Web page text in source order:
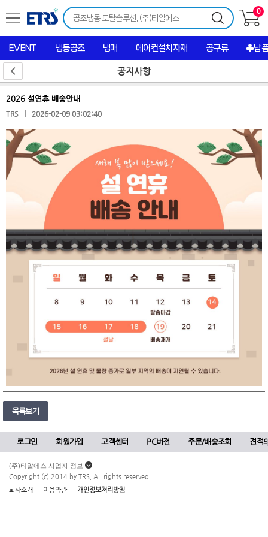
0
EVENT 냉동공조 냉매 에어컨설치자재 공구류 ♣납
공지사항
2026 설연휴 배송안내
TRS 2026-02-09 03:02:40
목록보기
로그인 회원가입 고객센터 PC버전 주문/배송조회 견적
(주)티알에스 사업자 정보
Copyright (c) 2014 by TRS, All rights reserved.
회사소개
이용약관 개인정보처리방침